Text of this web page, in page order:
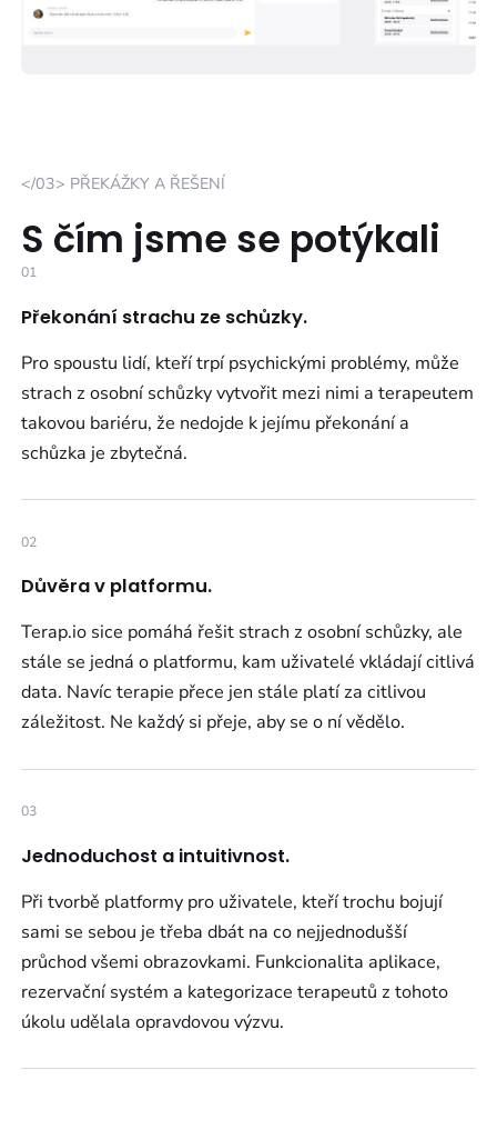
</03> PŘEKÁŽKY A ŘEŠENÍ
S čím jsme se potýkali
01
Překonání strachu ze schůzky.
Pro spoustu lidí, kteří trpí psychickými problémy, může
strach z osobní schůzky vytvořit mezi nimi a terapeutem
takovou bariéru, že nedojde k jejímu překonání a
schůzka je zbytečná.
02
Důvěra v platformu.
Terap.io sice pomáhá řešit strach z osobní schůzky, ale
stále se jedná o platformu, kam uživatelé vkládají citlivá
data. Navíc terapie přece jen stále platí za citlivou
záležitost. Ne každý si přeje, aby se o ní vědělo.
03
Jednoduchost a intuitivnost.
Při tvorbě platformy pro uživatele, kteří trochu bojují
sami se sebou je třeba dbát na co nejjednodušší
průchod všemi obrazovkami. Funkcionalita aplikace,
rezervační systém a kategorizace terapeutů z tohoto
úkolu udělala opravdovou výzvu.